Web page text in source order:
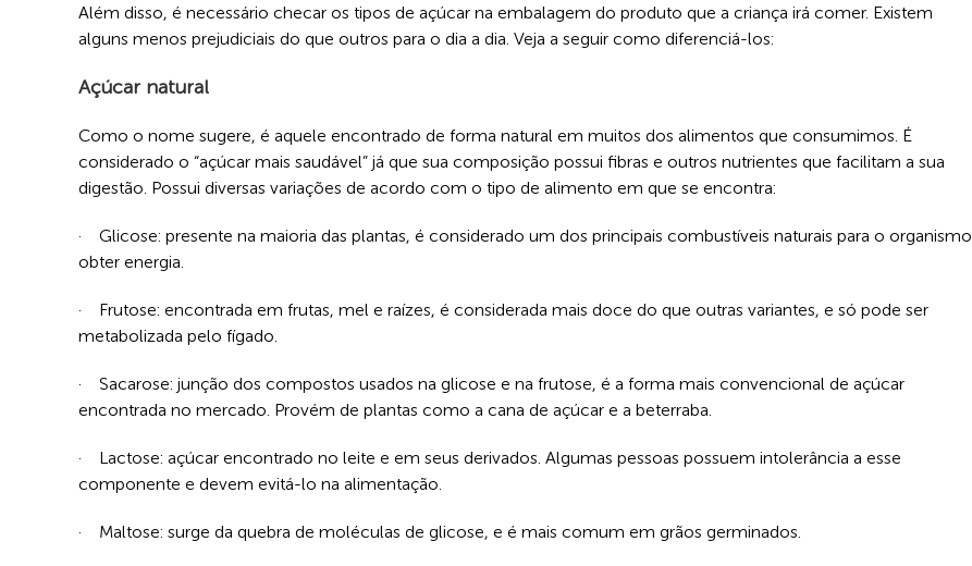
Além disso, é necessário checar os tipos de açúcar na embalagem do produto que a criança irá comer. Existem
alguns menos prejudiciais do que outros para o dia a dia. Veja a seguir como diferenciá-los:
Açúcar natural
Como o nome sugere, é aquele encontrado de forma natural em muitos dos alimentos que consumimos. É
considerado o “açúcar mais saudável” já que sua composição possui fibras e outros nutrientes que facilitam a sua
digestão. Possui diversas variações de acordo com o tipo de alimento em que se encontra:
· Glicose: presente na maioria das plantas, é considerado um dos principais combustíveis naturais para o organismo
obter energia.
· Frutose: encontrada em frutas, mel e raízes, é considerada mais doce do que outras variantes, e só pode ser
metabolizada pelo fígado.
· Sacarose: junção dos compostos usados na glicose e na frutose, é a forma mais convencional de açúcar
encontrada no mercado. Provém de plantas como a cana de açúcar e a beterraba.
· Lactose: açúcar encontrado no leite e em seus derivados. Algumas pessoas possuem intolerância a esse
componente e devem evitá-lo na alimentação.
· Maltose: surge da quebra de moléculas de glicose, e é mais comum em grãos germinados.